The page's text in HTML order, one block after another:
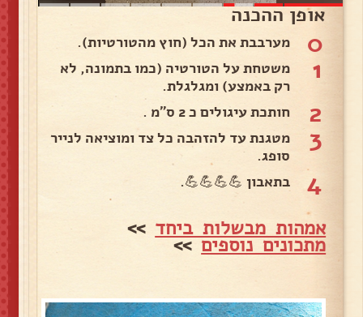
אופן ההכנה
0 מערבבת את הכל (חוץ מהטורטיות).
1
משטחת על הטורטיה (כמו בתמונה, לא
רק באמצע) ומגלגלת.
2 חותכת עיגולים כ 2 ס"מ .
3
מטגנת עד להזהבה כל צד ומוציאה לנייר
סופג.
4 בתאבון 💪💪💪💪.
אמהות מבשלות ביחד >>
מתכונים נוספים>>